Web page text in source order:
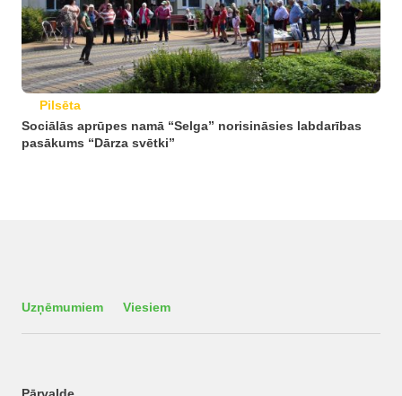
Pilsēta
Sociālās aprūpes namā “Selga” norisināsies labdarības
pasākums “Dārza svētki”
Uzņēmumiem Viesiem